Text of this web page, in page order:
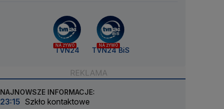
NA ŻYWO
TVN24
NA ŻYWO
TVN24 BiS
NAJNOWSZE INFORMACJE:
23:15 Szkło kontaktowe